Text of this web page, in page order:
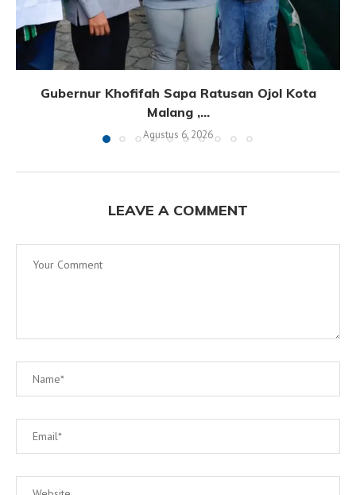
Gubernur Khofifah Sapa Ratusan Ojol Kota
Malang ,...
Agustus 6, 2026
LEAVE A COMMENT